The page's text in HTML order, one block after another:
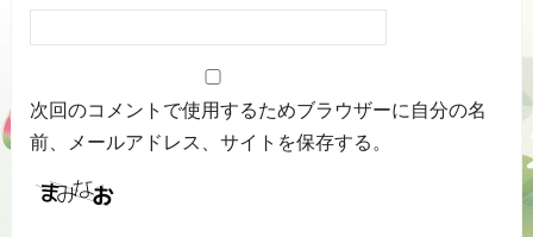
次回のコメントで使用するためブラウザーに自分の名
前、メールアドレス、サイトを保存する。